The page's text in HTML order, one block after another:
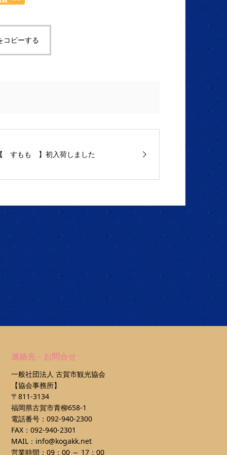
コピーする
すもも 】初入荷しました
連絡先・お問合せ
一般社団法人 古賀市観光協会
【協会事務所】
〒811-3134
福岡県古賀市青柳658-1
電話番号：092-940-2300
FAX：092-940-2301
MAIL：info@kogakk.net
営業時間：09：00 ～ 17：00